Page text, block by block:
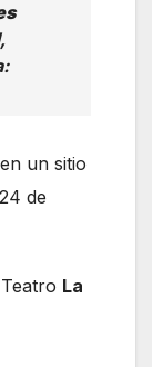
un sitio
de
La